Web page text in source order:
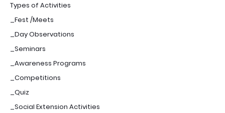
Types of Activities
_Fest /Meets
_Day Observations
_Seminars
_Awareness Programs
_Competitions
_Quiz
_Social Extension Activities